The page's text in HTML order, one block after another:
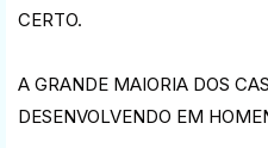
CERTO.
A GRANDE MAIORIA DOS
DESENVOLVENDO EM